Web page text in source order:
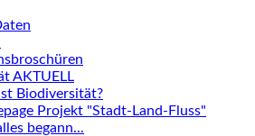
AKTUELL
Biodiversität?
Projekt "Stadt-Land-Fluss"
begann...